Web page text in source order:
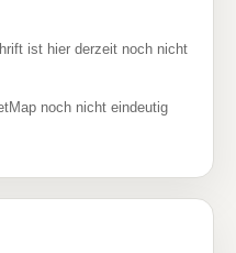
ist hier derzeit noch nicht
noch nicht eindeutig